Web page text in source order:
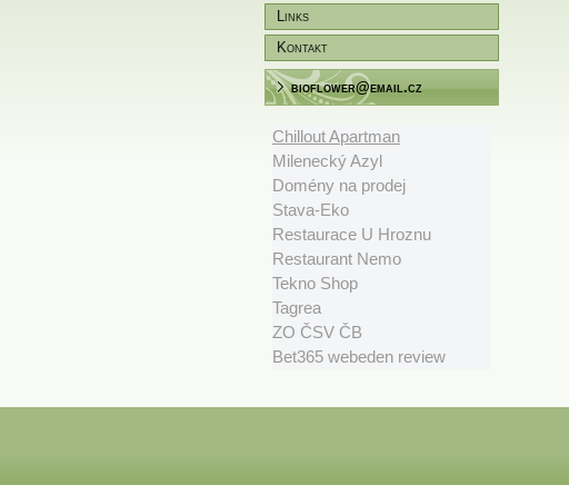
Links
Kontakt
bioflower@email.cz
Chillout Apartman
Milenecký Azyl
Domény na prodej
Stava-Eko
Restaurace U Hroznu
Restaurant Nemo
Tekno Shop
Tagrea
ZO ČSV ČB
Bet365 webeden review